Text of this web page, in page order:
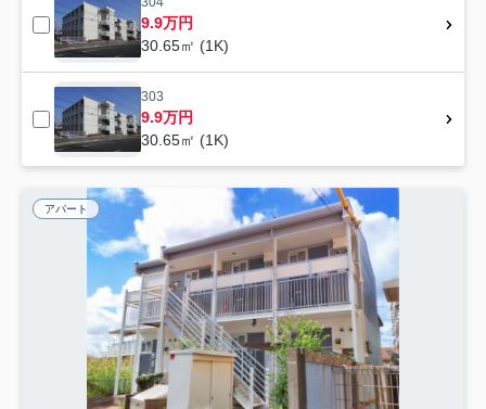
9.9万円
30.65㎡ (1K)
303
9.9万円
30.65㎡ (1K)
アパート